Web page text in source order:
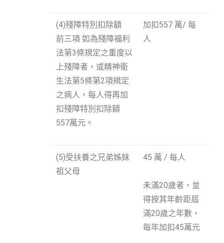
(4)殘障特別扣除額
前三項 如為殘障福利
法第3條規定之重度以
上殘障者，或精神衛
生法第5條第2項規定
之病人，每人得再加
扣殘障特別扣除額
557萬元。
加扣557 萬/ 每
人
(5)受扶養之兄弟姊妹
祖父母
45 萬 / 每人
未滿20歲者，並
得按其年齡距屆
滿20歲之年數，
每年加扣45萬元